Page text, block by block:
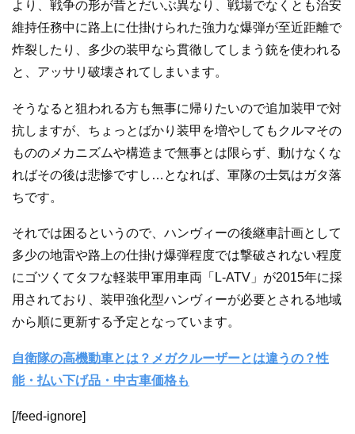
より、戦争の形が昔とだいぶ異なり、戦場でなくとも治安
維持任務中に路上に仕掛けられた強力な爆弾が至近距離で
炸裂したり、多少の装甲なら貫徹してしまう銃を使われる
と、アッサリ破壊されてしまいます。
そうなると狙われる方も無事に帰りたいので追加装甲で対
抗しますが、ちょっとばかり装甲を増やしてもクルマその
もののメカニズムや構造まで無事とは限らず、動けなくな
ればその後は悲惨ですし…となれば、軍隊の士気はガタ落
ちです。
それでは困るというので、ハンヴィーの後継車計画として
多少の地雷や路上の仕掛け爆弾程度では撃破されない程度
にゴツくてタフな軽装甲軍用車両「L-ATV」が2015年に採
用されており、装甲強化型ハンヴィーが必要とされる地域
から順に更新する予定となっています。
自衛隊の高機動車とは？メガクルーザーとは違うの？性
能・払い下げ品・中古車価格も
[/feed-ignore]